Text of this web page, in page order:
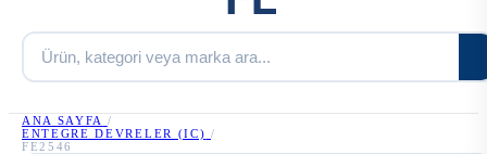
ANA SAYFA /
ENTEGRE DEVRELER (IC) /
FE2546